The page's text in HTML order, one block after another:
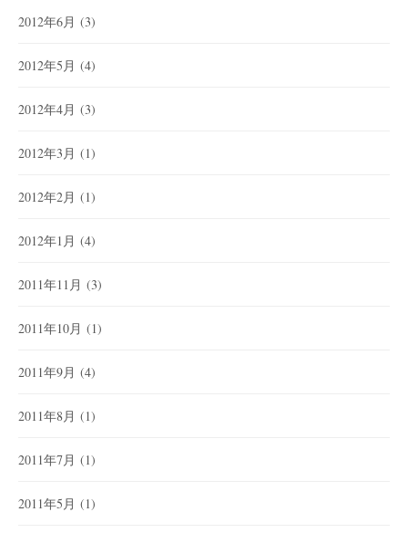
2012年6月 (3)
2012年5月 (4)
2012年4月 (3)
2012年3月 (1)
2012年2月 (1)
2012年1月 (4)
2011年11月 (3)
2011年10月 (1)
2011年9月 (4)
2011年8月 (1)
2011年7月 (1)
2011年5月 (1)